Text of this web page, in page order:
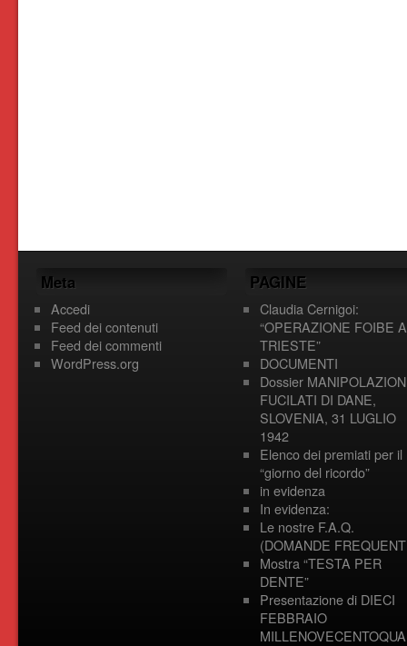
Meta
Accedi
Feed dei contenuti
Feed dei commenti
WordPress.org
PAGINE
Claudia Cernigoi:
“OPERAZIONE FOIBE A
TRIESTE”
DOCUMENTI
Dossier
FUCILATI DI DANE,
SLOVENIA, 31 LUGLIO
1942
Elenco dei premiati per il
“giorno del ricordo”
in evidenza
In evidenza:
Le nostre F.A.Q.
(DOMANDE
Mostra “TESTA PER
DENTE”
Presentazione di DIECI
FEBBRAIO